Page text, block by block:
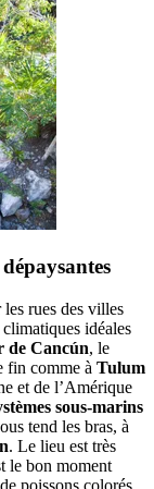
les rues des villes
idéales
de Cancún, le
fin comme à Tulum
et de l’Amérique
sous-marins
tend les bras, à
. Le lieu est très
le bon moment
poissons colorés